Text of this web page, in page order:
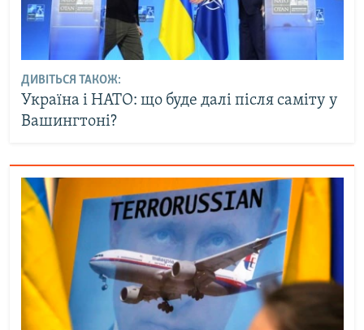
ДИВІТЬСЯ ТАКОЖ:
Україна і НАТО: що буде далі після саміту у
Вашингтоні?